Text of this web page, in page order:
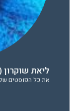
ליאת שוקרון
את כל הפוסטים של